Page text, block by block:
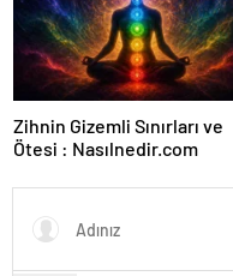
Zihnin Gizemli Sınırları ve
Ötesi : Nasılnedir.com